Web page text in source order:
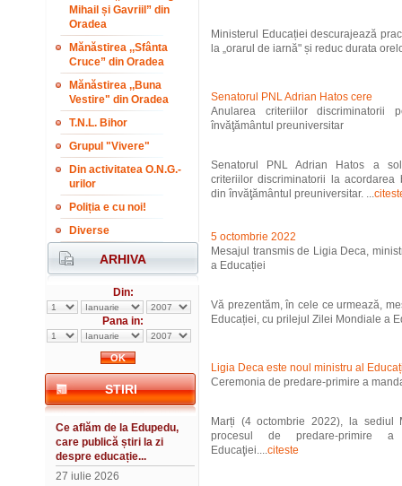
Mihail și Gavriil” din
Oradea
Mănăstirea ,,Sfânta
Cruce” din Oradea
Mănăstirea ,,Buna
Vestire" din Oradea
T.N.L. Bihor
Grupul "Vivere"
Din activitatea O.N.G.-
urilor
Poliția e cu noi!
Diverse
ARHIVA
Din:
Pana in:
STIRI
Ce aflăm de la Edupedu,
care publică știri la zi
despre educație...
27 iulie 2026
Ministerul Educației descurajează
la „orarul de iarnă" și reduc durata
Senatorul PNL Adrian Hatos cere
Anularea criteriilor discriminatorii
învăţământul preuniversitar
Senatorul PNL Adrian Hatos a
criteriilor discriminatorii la
din învăţământul preuniversitar. ...
5 octombrie 2022
Mesajul transmis de Ligia Deca,
a Educației
Vă prezentăm, în cele ce urmează,
Educației, cu prilejul Zilei Mondiale a
Ligia Deca este noul ministru al
Ceremonia de predare-primire a
Marți (4 octombrie 2022), la sediul
procesul de predare-primire
Educaţiei....citeste